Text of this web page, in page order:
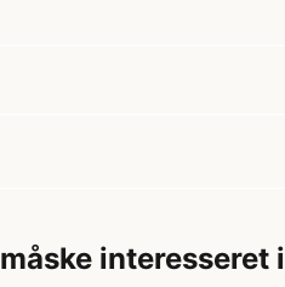
interesseret i